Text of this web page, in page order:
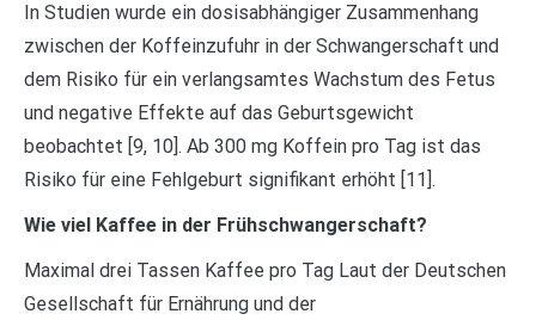
In Studien wurde ein dosisabhängiger Zusammenhang
zwischen der Koffeinzufuhr in der Schwangerschaft und
dem Risiko für ein verlangsamtes Wachstum des Fetus
und negative Effekte auf das Geburtsgewicht
beobachtet [9, 10]. Ab 300 mg Koffein pro Tag ist das
Risiko für eine Fehlgeburt signifikant erhöht [11].
Wie viel Kaffee in der Frühschwangerschaft?
Maximal drei Tassen Kaffee pro Tag Laut der Deutschen
Gesellschaft für Ernährung und der